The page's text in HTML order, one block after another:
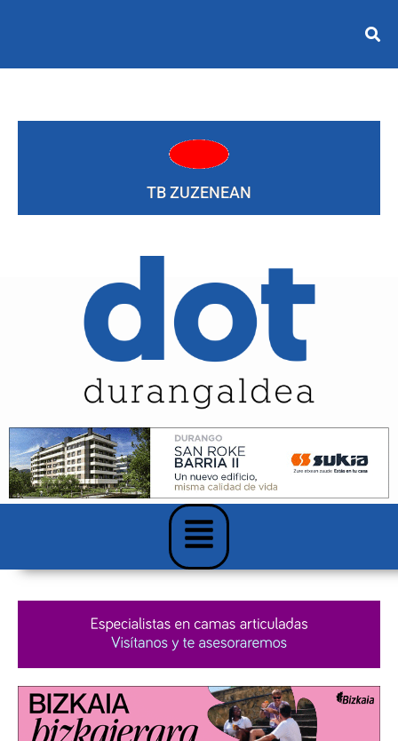
TB ZUZENEAN